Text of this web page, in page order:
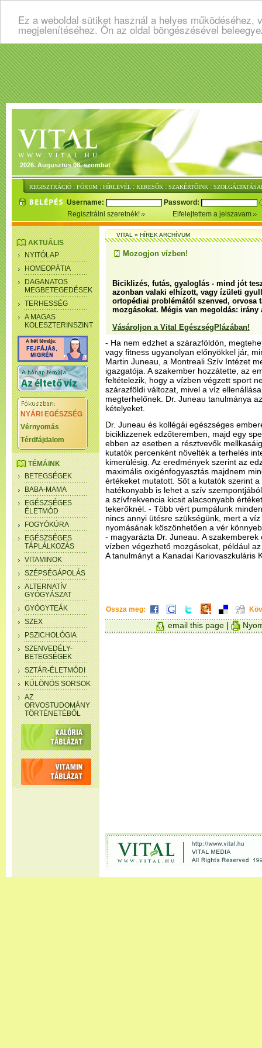
Ez a weboldal sütiket használ a helyes
megjelenítéséhez. Ön az oldal böngészésével
2026. Augusztus 08. szombat
REGISZTRÁCIÓ : FÓRUM : HÍRLEVÉL : KERESŐK : SZAKÉRTŐINK :
Username:
Password:
Regisztrálni szeretnék!
Elfelejtettem a jelszavam
AKTUÁLIS
NYITÓLAP
HOMEOPÁTIA
DAGANATOS
MEGBETEGEDÉSEK
TERHESSÉG
A MAGAS
KOLESZTERINSZINT
NYÁRI EGÉSZSÉG
Vérnyomás
Térdfájdalom
TÉMÁINK
BETEGSÉGEK
BABA-MAMA
EGÉSZSÉGES
ÉLETMÓD
FOGYÓKÚRA
EGÉSZSÉGES
TÁPLÁLKOZÁS
VITAMINOK
SZÉPSÉGÁPOLÁS
ALTERNATÍV
GYÓGYÁSZAT
GYÓGYTEÁK
SZEX
PSZICHOLÓGIA
SZENVEDÉLY-
BETEGSÉGEK
SZTÁR-ÉLETMÓDI
KÜLÖNÖS SORSOK
AZ
ORVOSTUDOMÁNY
TÖRTÉNETÉBŐL
VITAL»HÍREK ARCHÍVUM
Mozogjon vízben!
Biciklizés, futás, gyaloglás - mind jót
azonban valaki elhízott, vagy ízületi
ortopédiai problémától szenved, orvosa
mozgásokat. Mégis van megoldás: irány
Vásároljon a Vital EgészségPlázában!
- Ha nem edzhet a szárazföldön,
vagy fitness ugyanolyan előnyökkel jár,
Martin Juneau, a Montreali Szív Intézet
igazgatója. A szakember hozzátette, az
feltételezik, hogy a vízben végzett sport
szárazföldi változat, mivel a víz
megterhelőnek. Dr. Juneau tanulmánya
kételyeket.
Dr. Juneau és kollégái egészséges
biciklizzenek edzőteremben, majd egy
ebben az esetben a résztvevők
kutatók percenként növelték a terhelés
kimerülésig. Az eredmények szerint az
maximális oxigénfogyasztás majdnem
értékeket mutatott. Sőt a kutatók szerint
hatékonyabb is lehet a szív
a szívfrekvencia kicsit alacsonyabb
tekerőknél. - Több vért pumpálunk
nincs annyi ütésre szükségünk, mert a
nyomásának köszönhetően a vér
- magyarázta Dr. Juneau. A
vízben végezhető mozgásokat, például
A tanulmányt a Kanadai Kariovaszkuláris
Ossza meg:
email this page |